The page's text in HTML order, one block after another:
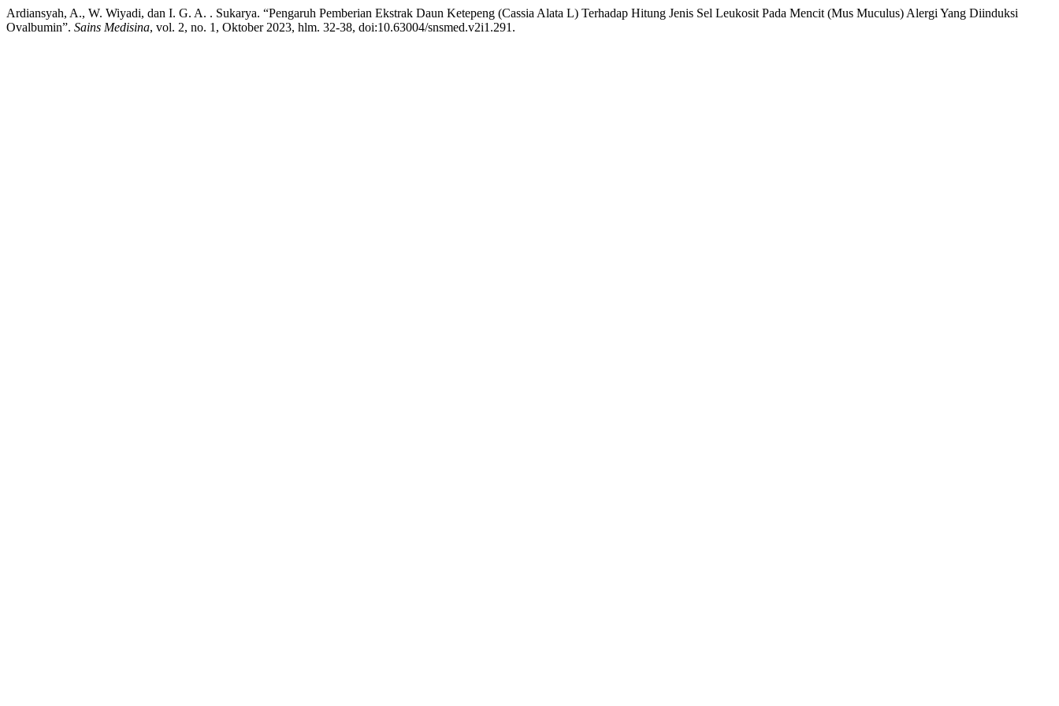
Ardiansyah, A., W. Wiyadi, dan I. G. A. . Sukarya. “Pengaruh Pemberian Ekstrak Daun Ketepeng (Cassia Alata L) Terhadap Hitung Jenis Sel Leukosit Pada Mencit (Mus Muculus) Alergi Yang Diinduksi
Ovalbumin”. Sains Medisina, vol. 2, no. 1, Oktober 2023, hlm. 32-38, doi:10.63004/snsmed.v2i1.291.